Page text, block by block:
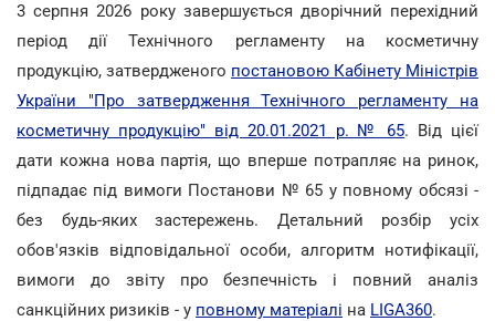
3 серпня 2026 року завершується дворічний перехідний
період дії Технічного регламенту на косметичну
продукцію, затвердженого постановою Кабінету Міністрів
України "Про затвердження Технічного регламенту на
косметичну продукцію" від 20.01.2021 р. № 65. Від цієї
дати кожна нова партія, що вперше потрапляє на ринок,
підпадає під вимоги Постанови № 65 у повному обсязі -
без будь-яких застережень. Детальний розбір усіх
обов'язків відповідальної особи, алгоритм нотифікації,
вимоги до звіту про безпечність і повний аналіз
санкційних ризиків - у повному матеріалі на LIGA360.